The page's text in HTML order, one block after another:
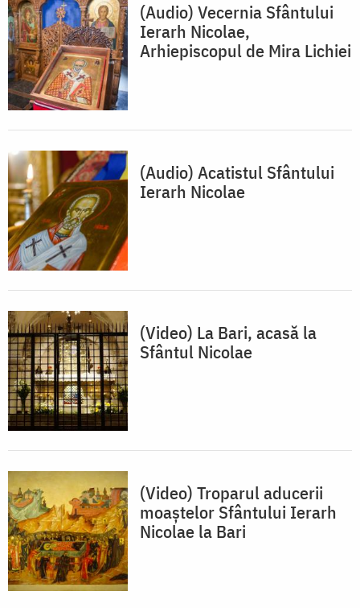
(Audio) Vecernia Sfântului
Ierarh Nicolae,
Arhiepiscopul de Mira Lichiei
(Audio) Acatistul Sfântului
Ierarh Nicolae
(Video) La Bari, acasă la
Sfântul Nicolae
(Video) Troparul aducerii
moaștelor Sfântului Ierarh
Nicolae la Bari